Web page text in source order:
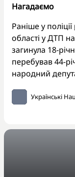
Нагадаємо
Раніше у поліції
області у ДТП
загинула 18-
перебував 44-
народний
Українські